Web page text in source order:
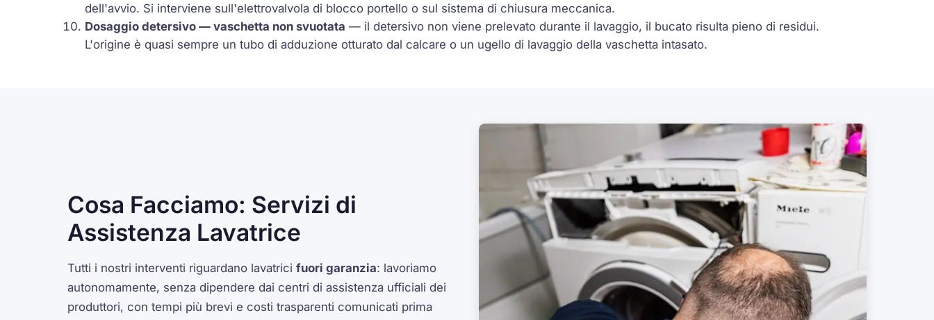
dell'avvio. Si interviene sull'elettrovalvola di blocco portello o sul sistema di chiusura meccanica.
Dosaggio detersivo — vaschetta non svuotata — il detersivo non viene prelevato durante il lavaggio, il bucato risulta pieno di residui.
L'origine è quasi sempre un tubo di adduzione otturato dal calcare o un ugello di lavaggio della vaschetta intasato.
Cosa Facciamo: Servizi di
Assistenza Lavatrice
Tutti i nostri interventi riguardano lavatricifuori garanzia: lavoriamo
autonomamente, senza dipendere dai centri di assistenza ufficiali dei
produttori, con tempi più brevi e costi trasparenti comunicati prima